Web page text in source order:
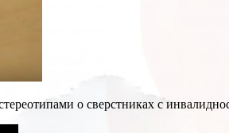
о сверстниках с